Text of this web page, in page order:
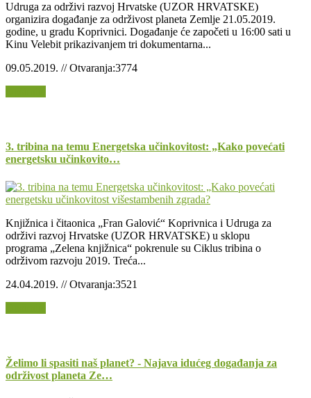
Udruga za održivi razvoj Hrvatske (UZOR HRVATSKE)
organizira događanje za održivost planeta Zemlje 21.05.2019.
godine, u gradu Koprivnici. Događanje će započeti u 16:00 sati u
Kinu Velebit prikazivanjem tri dokumentarna...
09.05.2019. // Otvaranja:3774
3. tribina na temu Energetska učinkovitost: „Kako povećati
energetsku učinkovito…
Knjižnica i čitaonica „Fran Galović“ Koprivnica i Udruga za
održivi razvoj Hrvatske (UZOR HRVATSKE) u sklopu
programa „Zelena knjižnica“ pokrenule su Ciklus tribina o
održivom razvoju 2019. Treća...
24.04.2019. // Otvaranja:3521
Želimo li spasiti naš planet? ­- Najava idućeg događanja za
održivost planeta Ze…